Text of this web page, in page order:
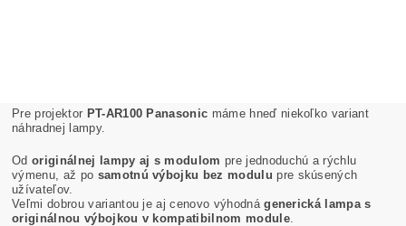
Pre projektor PT-AR100 Panasonic máme hneď niekoľko variant
náhradnej lampy.
Odoriginálnej lampy aj s modulom pre jednoduchú a rýchlu
výmenu, až po samotnú výbojku bez modulu pre skúsených
užívateľov.
Veľmi dobrou variantou je aj cenovo výhodnágenerická lampa s
originálnou výbojkou v kompatibilnom module.